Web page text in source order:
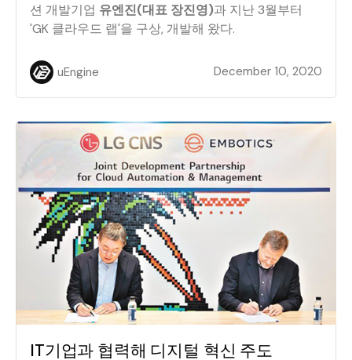
션 개발기업 유엔진(대표 장진영)과 지난 3월부터
'GK 클라우드 랩'을 구상, 개발해 왔다.
uEngine December 10, 2020
IT기업과 협력해 디지털 혁신 주도